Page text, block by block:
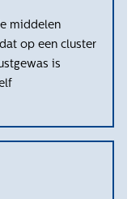
middelen
op een cluster
is